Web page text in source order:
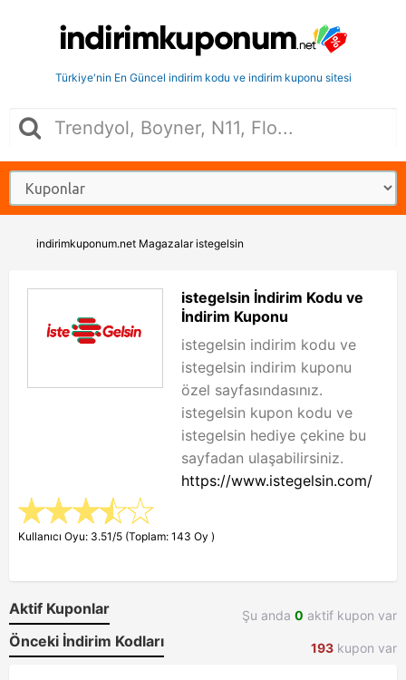
Türkiye'nin En Güncel indirim kodu ve indirim kuponu sitesi
indirimkuponum.net Magazalar istegelsin
istegelsin İndirim Kodu ve
İndirim Kuponu
istegelsin indirim kodu ve
istegelsin indirim kuponu
özel sayfasındasınız.
istegelsin kupon kodu ve
istegelsin hediye çekine bu
sayfadan ulaşabilirsiniz.
https://www.istegelsin.com/
Kullanıcı Oyu: 3.51/5 (Toplam: 143 Oy )
Aktif Kuponlar Şu anda 0 aktif kupon var
Önceki İndirim Kodları 193 kupon var